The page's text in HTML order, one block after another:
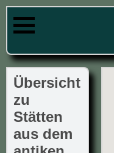
Übersicht
zu
Stätten
aus dem